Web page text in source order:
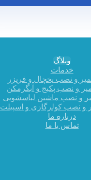
وبلاگ
خدمات
و نصب یخچال و فریزر
و نصب پکیج و آبگرمکن
و نصب ماشین لباسشویی
و نصب کولرگازی و اسپیلت
درباره ما
تماس با ما